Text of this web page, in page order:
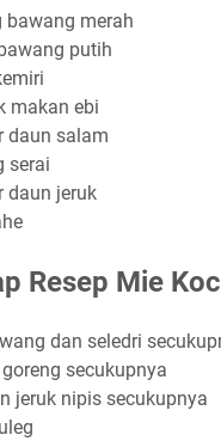
bawang merah
putih
makan ebi
daun salam
serai
daun jeruk
Resep Mie
dan seledri
secukupnya
jeruk nipis secukupnya